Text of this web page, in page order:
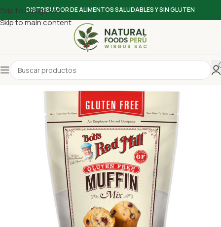
Skip to navigation
Skip to main content
DISTRIBUIDOR DE ALIMENTOS SALUDABLES Y SIN GLUTEN